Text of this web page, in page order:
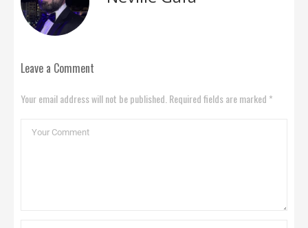
Leave a Comment
Your email address will not be published. Required fields are marked *